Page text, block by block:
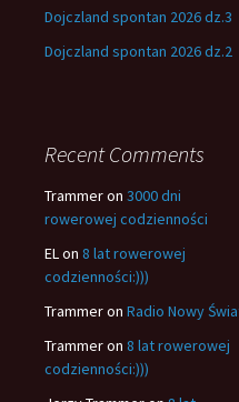
Dojczland spontan 2026 dz.3
Dojczland spontan 2026 dz.2
Recent Comments
Trammeron 3000 dni
rowerowej codzienności
ELon 8 lat rowerowej
codzienności:)))
Trammeron Radio Nowy
Trammeron 8 lat rowerowej
codzienności:)))